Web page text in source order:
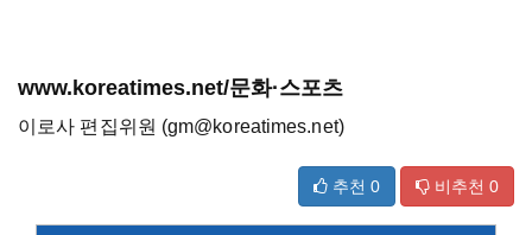
www.koreatimes.net/문화·스포츠
이로사 편집위원 (gm@koreatimes.net)
추천 0 비추천 0